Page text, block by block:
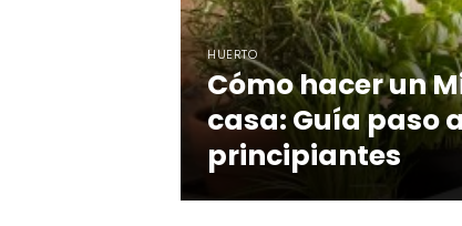
HUERTO
Cómo hacer un
casa: Guía paso
principiantes